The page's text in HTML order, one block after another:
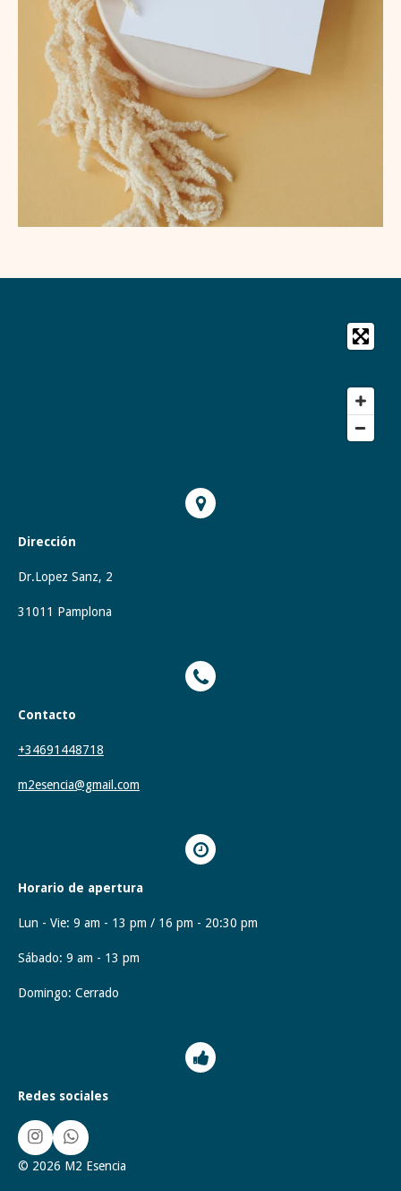
Dirección
Dr.Lopez Sanz, 2
31011 Pamplona
Contacto
+34691448718
m2esencia@gmail.com
Horario de apertura
Lun - Vie: 9 am - 13 pm / 16 pm - 20:30 pm
Sábado: 9 am - 13 pm
Domingo: Cerrado
Redes sociales
I
n
W
h
© 2026 M2 Esencia